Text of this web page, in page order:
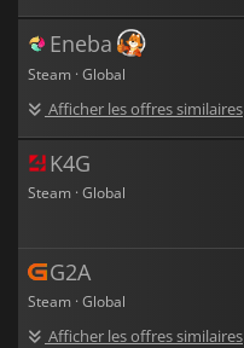
Eneba
Steam · Global
Afficher les offres similaires
K4G
Steam · Global
G2A
Steam · Global
Afficher les offres similaires